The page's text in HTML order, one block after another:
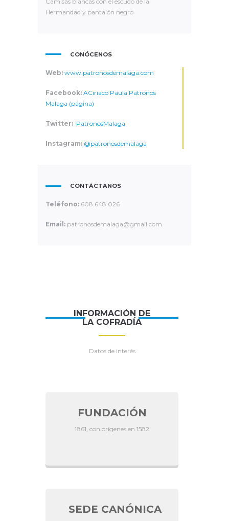
Hermandad y pantalón negro
CONÓCENOS
Web: www.patronosdemalaga.com
Facebook: ACiriaco Paula Patronos
Malaga (página)
Twitter: PatronosMalaga
Instagram: @patronosdemalaga
CONTÁCTANOS
Teléfono: 608 648 026
Email: patronosdemalaga@gmail.com
INFORMACIÓN DE
LA COFRADÍA
Datos de interés
FUNDACIÓN
1861, con orígenes en 1582
SEDE CANÓNICA